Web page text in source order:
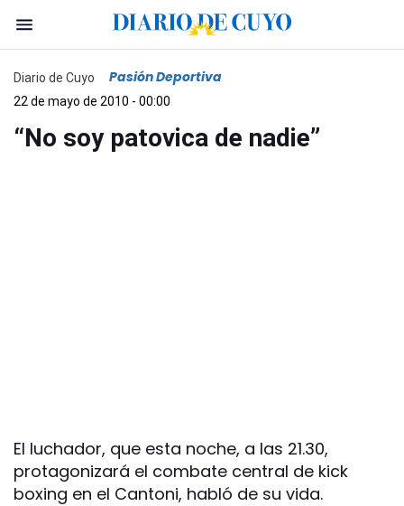
Diario de Cuyo Pasión Deportiva
22 de mayo de 2010 - 00:00
“No soy patovica de nadie”
El luchador, que esta noche, a las 21.30,
protagonizará el combate central de kick
boxing en el Cantoni, habló de su vida.